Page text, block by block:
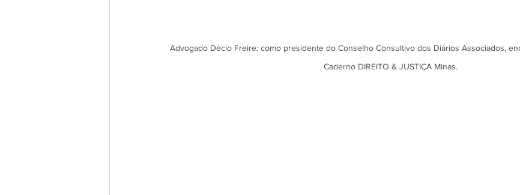
Advogado Décio Freire: como presidente do Conselho Consultivo dos Diários Associados,
Caderno DIREITO & JUSTIÇA Minas.